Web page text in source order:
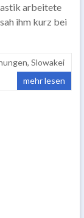
arbeitete
ihm kurz bei
, Slowakei
mehr lesen